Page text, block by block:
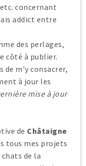
concernant
addict entre
des perlages,
côté à publier.
m’y consacrer,
à jour les
mise à jour
de Châtaigne
tous mes projets
de la